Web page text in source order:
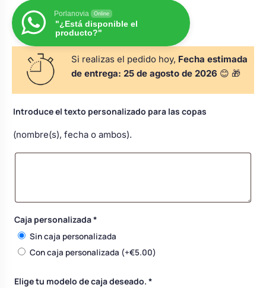
para arras
alianzas
damas de honor
bebé boda
Perchas de comunión
personalizadas
Rasca y Gana para Comunión:
Sorpresas y Diversión
Bolsos personalizados
Neceseres personalizados
Otros regalos
Ver todo
Porlanovia Online
"¿Está disponible el
producto?"
Si realizas el pedido hoy, Fecha estimada
de entrega: 25 de agosto de 2026 😊 🎁
Introduce el texto personalizado para las copas
(nombre(s), fecha o ambos).
Caja personalizada*
Sin caja personalizada
Con caja personalizada (+€5.00)
Elige tu modelo de caja deseado. *